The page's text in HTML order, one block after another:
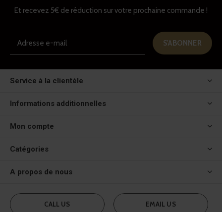
Et recevez 5€ de réduction sur votre prochaine commande !
S'ABONNER
Service à la clientèle
Informations additionnelles
Mon compte
Catégories
A propos de nous
CALL US EMAIL US